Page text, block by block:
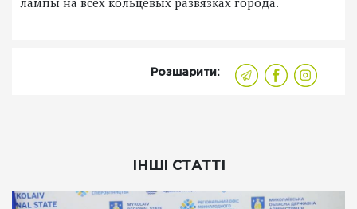
Розшарити:
ІНШІ СТАТТІ